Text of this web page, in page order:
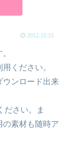
2012.10.15
ください。
ウンロード出来
ださい。ま
の素材も随時ア